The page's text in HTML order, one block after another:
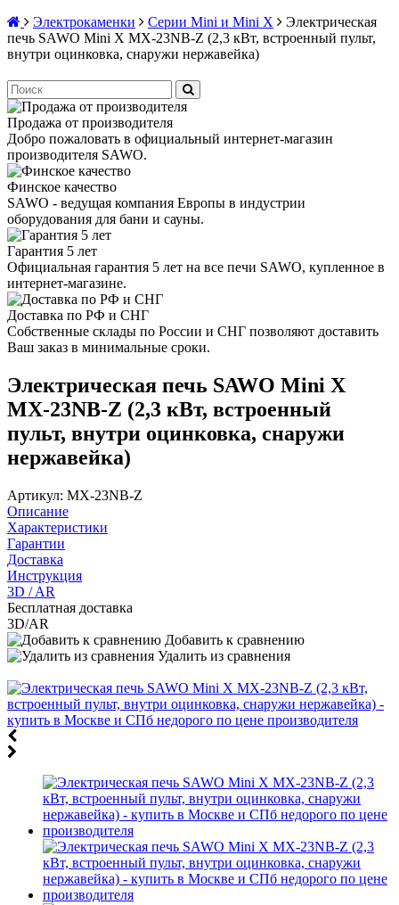
Электрокаменки
Серии Mini и Mini X
Электрическая
печь SAWO Mini X MX-23NB-Z (2,3 кВт, встроенный пульт,
внутри оцинковка, снаружи нержавейка)
Продажа от производителя
Добро пожаловать в официальный интернет-магазин
производителя SAWO.
Финское качество
SAWO - ведущая компания Европы в индустрии
оборудования для бани и сауны.
Гарантия 5 лет
Официальная гарантия 5 лет на все печи SAWO, купленное в
интернет-магазине.
Доставка по РФ и СНГ
Собственные склады по России и СНГ позволяют доставить
Ваш заказ в минимальные сроки.
Электрическая печь SAWO Mini X
MX-23NB-Z (2,3 кВт, встроенный
пульт, внутри оцинковка, снаружи
нержавейка)
Артикул: MX-23NB-Z
Описание
Характеристики
Гарантии
Доставка
Инструкция
3D / AR
Бесплатная доставка
3D/AR
Добавить к сравнению
Удалить из сравнения